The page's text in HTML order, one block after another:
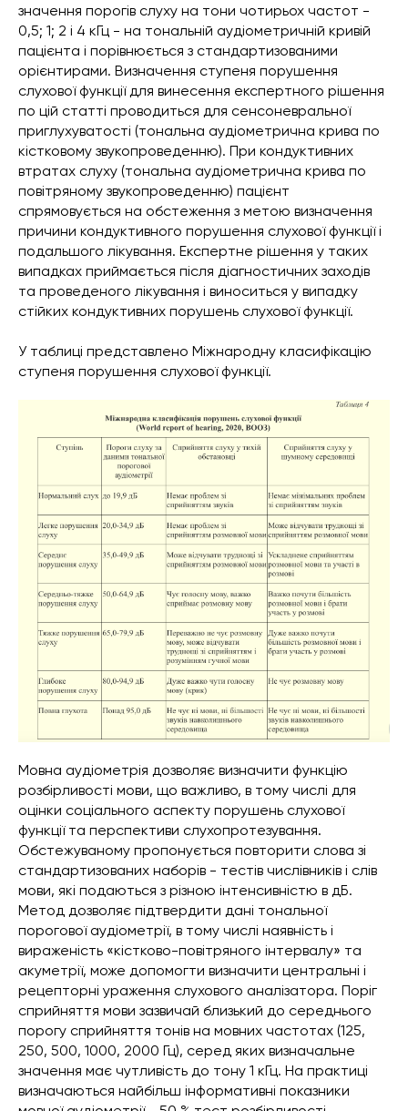
значення порогів слуху на тони чотирьох частот -
0,5; 1; 2 і 4 кГц - на тональній аудіометричній кривій
пацієнта і порівнюється з стандартизованими
орієнтирами. Визначення ступеня порушення
слухової функції для винесення експертного рішення
по цій статті проводиться для сенсоневральної
приглухуватості (тональна аудіометрична крива по
кістковому звукопроведенню). При кондуктивних
втратах слуху (тональна аудіометрична крива по
повітряному звукопроведенню) пацієнт
спрямовується на обстеження з метою визначення
причини кондуктивного порушення слухової функції і
подальшого лікування. Експертне рішення у таких
випадках приймається після діагностичних заходів
та проведеного лікування і виноситься у випадку
стійких кондуктивних порушень слухової функції.
У таблиці представлено Міжнародну класифікацію
ступеня порушення слухової функції.
Мовна аудіометрія дозволяє визначити функцію
розбірливості мови, що важливо, в тому числі для
оцінки соціального аспекту порушень слухової
функції та перспективи слухопротезування.
Обстежуваному пропонується повторити слова зі
стандартизованих наборів - тестів числівників і слів
мови, які подаються з різною інтенсивністю в дБ.
Метод дозволяє підтвердити дані тональної
порогової аудіометрії, в тому числі наявність і
вираженість «кістково-повітряного інтервалу» та
акуметрії, може допомогти визначити центральні і
рецепторні ураження слухового аналізатора. Поріг
сприйняття мови зазвичай близький до середнього
порогу сприйняття тонів на мовних частотах (125,
250, 500, 1000, 2000 Гц), серед яких визначальне
значення має чутливість до тону 1 кГц. На практиці
визначаються найбільш інформативні показники